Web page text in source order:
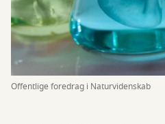
Offentlige foredrag i Naturvidenskab